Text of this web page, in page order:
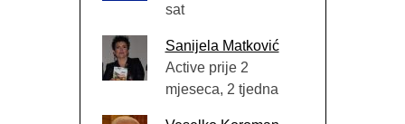
sat
Sanijela Matković
Active prije 2
mjeseca, 2 tjedna